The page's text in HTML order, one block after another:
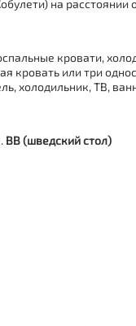
на расстоянии
кровати,
кровать или три
холодильник, ТВ,
BB (шведский стол)